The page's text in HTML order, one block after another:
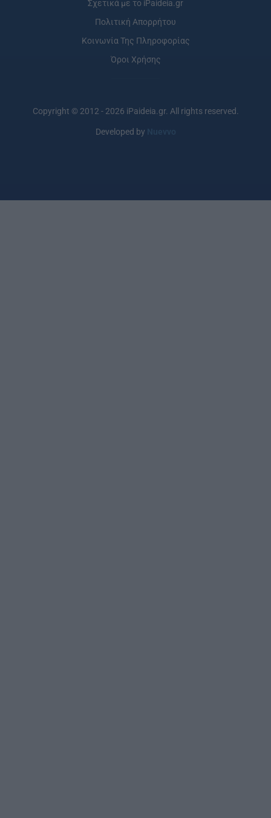
Σχετικά με το iPaideia.gr
Πολιτική Απορρήτου
Κοινωνία Της Πληροφορίας
Όροι Χρήσης
Copyright © 2012 - 2026 iPaideia.gr. All rights reserved.
Developed by